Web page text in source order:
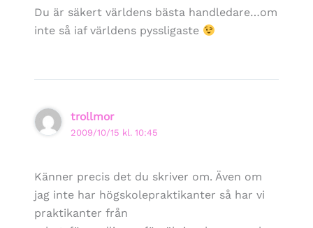
Du är säkert världens bästa handledare…om
inte så iaf världens pyssligaste
trollmor
2009/10/15 kl. 10:45
Känner precis det du skriver om. Även om
jag inte har högskolepraktikanter så har vi
praktikanter från